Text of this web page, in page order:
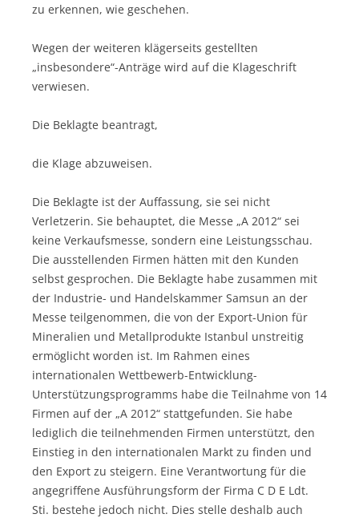
zu erkennen, wie geschehen.
Wegen der weiteren klägerseits gestellten
„insbesondere“-Anträge wird auf die Klageschrift
verwiesen.
Die Beklagte beantragt,
die Klage abzuweisen.
Die Beklagte ist der Auffassung, sie sei nicht
Verletzerin. Sie behauptet, die Messe „A 2012“ sei
keine Verkaufsmesse, sondern eine Leistungsschau.
Die ausstellenden Firmen hätten mit den Kunden
selbst gesprochen. Die Beklagte habe zusammen mit
der Industrie- und Handelskammer Samsun an der
Messe teilgenommen, die von der Export-Union für
Mineralien und Metallprodukte Istanbul unstreitig
ermöglicht worden ist. Im Rahmen eines
internationalen Wettbewerb-Entwicklung-
Unterstützungsprogramms habe die Teilnahme von 14
Firmen auf der „A 2012“ stattgefunden. Sie habe
lediglich die teilnehmenden Firmen unterstützt, den
Einstieg in den internationalen Markt zu finden und
den Export zu steigern. Eine Verantwortung für die
angegriffene Ausführungsform der Firma C D E Ldt.
Sti. bestehe jedoch nicht. Dies stelle deshalb auch